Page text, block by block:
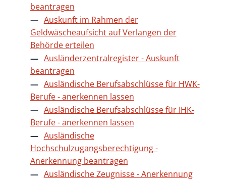
beantragen
Auskunft im Rahmen der
Geldwäscheaufsicht auf Verlangen der
Behörde erteilen
Ausländerzentralregister - Auskunft
beantragen
Ausländische Berufsabschlüsse für HWK-
Berufe - anerkennen lassen
Ausländische Berufsabschlüsse für IHK-
Berufe - anerkennen lassen
Ausländische
Hochschulzugangsberechtigung -
Anerkennung beantragen
Ausländische Zeugnisse - Anerkennung